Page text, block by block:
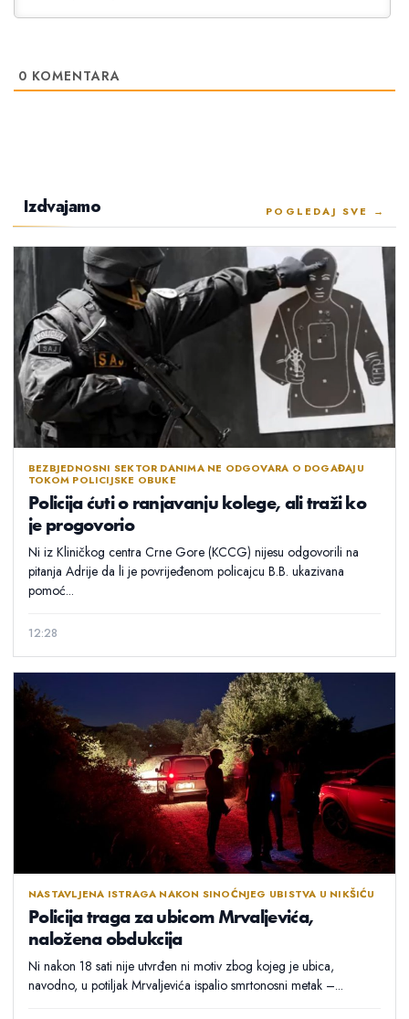
0 KOMENTARA
Izdvajamo POGLEDAJ SVE →
BEZBJEDNOSNI SEKTOR DANIMA NE ODGOVARA O DOGAĐAJU
TOKOM POLICIJSKE OBUKE
Policija ćuti o ranjavanju kolege, ali traži ko
je progovorio
Ni iz Kliničkog centra Crne Gore (KCCG) nijesu odgovorili na
pitanja Adrije da li je povrijeđenom policajcu B.B. ukazivana
pomoć...
12:28
NASTAVLJENA ISTRAGA NAKON SINOĆNJEG UBISTVA U NIKŠIĆU
Policija traga za ubicom Mrvaljevića,
naložena obdukcija
Ni nakon 18 sati nije utvrđen ni motiv zbog kojeg je ubica,
navodno, u potiljak Mrvaljevića ispalio smrtonosni metak –...